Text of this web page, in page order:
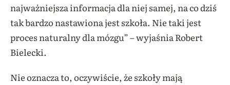
najważniejsza informacja dla niej samej, na co dziś
tak bardzo nastawiona jest szkoła. Nie taki jest
proces naturalny dla mózgu” – wyjaśnia Robert
Bielecki.
Nie oznacza to, oczywiście, że szkoły mają